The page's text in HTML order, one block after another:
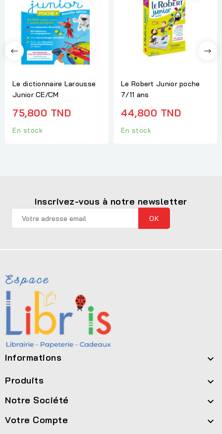
Le dictionnaire Larousse
Junior CE/CM
75,800 TND
En stock
Le Robert Junior poche
7/11 ans
44,800 TND
En stock
Inscrivez-vous à notre newsletter
Informations 
Produits 
Notre Société 
Votre Compte 